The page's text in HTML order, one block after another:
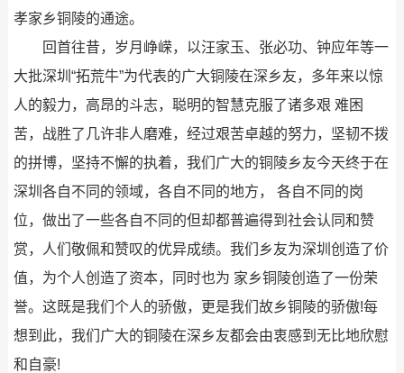
孝家乡铜陵的通途。
回首往昔，岁月峥嵘，以汪家玉、张必功、钟应年等一
大批深圳“拓荒牛”为代表的广大铜陵在深乡友，多年来以惊
人的毅力，高昂的斗志，聪明的智慧克服了诸多艰 难困
苦，战胜了几许非人磨难，经过艰苦卓越的努力，坚韧不拨
的拼博，坚持不懈的执着，我们广大的铜陵乡友今天终于在
深圳各自不同的领域，各自不同的地方， 各自不同的岗
位，做出了一些各自不同的但却都普遍得到社会认同和赞
赏，人们敬佩和赞叹的优异成绩。我们乡友为深圳创造了价
值，为个人创造了资本，同时也为 家乡铜陵创造了一份荣
誉。这既是我们个人的骄傲，更是我们故乡铜陵的骄傲!每
想到此，我们广大的铜陵在深乡友都会由衷感到无比地欣慰
和自豪!